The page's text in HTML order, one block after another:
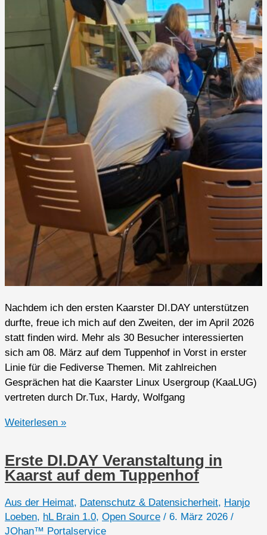
Nachdem ich den ersten Kaarster DI.DAY unterstützen
durfte, freue ich mich auf den Zweiten, der im April 2026
statt finden wird. Mehr als 30 Besucher interessierten
sich am 08. März auf dem Tuppenhof in Vorst in erster
Linie für die Fediverse Themen. Mit zahlreichen
Gesprächen hat die Kaarster Linux Usergroup (KaaLUG)
vertreten durch Dr.Tux, Hardy, Wolfgang
1.
in
Kaarst
im
Tuppenhof
–
Weiterlesen »
Erste DI.DAY Veranstaltung in
Kaarst auf dem Tuppenhof
Aus der Heimat, Datenschutz & Datensicherheit, Hanjo
Loeben, hL Brain 1.0, Open Source / 6. März 2026 /
JOhan™ Portalservice